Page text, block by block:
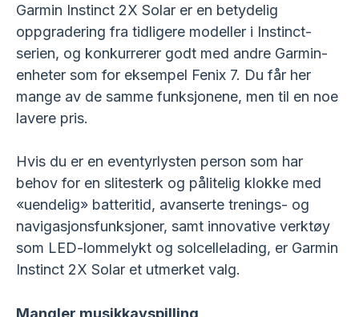
Garmin Instinct 2X Solar er en betydelig
oppgradering fra tidligere modeller i Instinct-
serien, og konkurrerer godt med andre Garmin-
enheter som for eksempel Fenix 7. Du får her
mange av de samme funksjonene, men til en noe
lavere pris.
Hvis du er en eventyrlysten person som har
behov for en slitesterk og pålitelig klokke med
«uendelig» batteritid, avanserte trenings- og
navigasjonsfunksjoner, samt innovative verktøy
som LED-lommelykt og solcellelading, er Garmin
Instinct 2X Solar et utmerket valg.
Mangler musikkavspilling